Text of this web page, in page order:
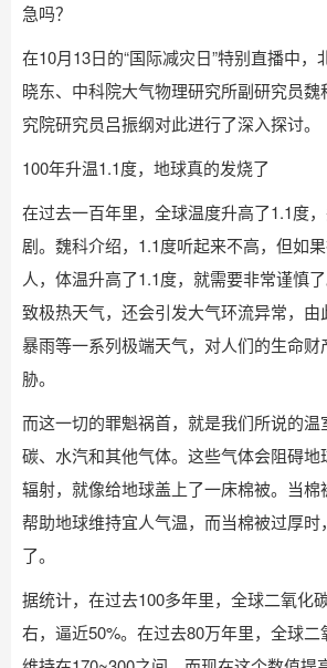
急吗？
在10月13日的“国际减灾日”特别直播中，
晓东、中科院大气物理研究所副研究员
究院研究员吕振纲对此进行了深入探讨。
100年升温1.1度，地球真的发烧了
在过去一百年里，全球温度升高了1.1度
剧。魏科介绍，1.1度听起来不高，但如
人，体温升高了1.1度，就需要非常谨慎
致极热天气，还会引发大气环流异常，由
暴雨等一系列极端天气，对人们的生命
胁。
而这一切的罪魁祸首，就是我们所说的
碳、水汽和其他气体。这些气体会阻碍
辐射，就像给地球盖上了一床棉被。当棉
帮助地球维持宜人气温，而当棉被过厚时
了。
据统计，在过去100多年里，全球二氧化
右，逼近50%。在过去80万年里，全球